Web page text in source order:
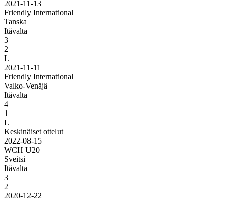
2021-11-13
Friendly International
Tanska
Itävalta
3
2
L
2021-11-11
Friendly International
Valko-Venäjä
Itävalta
4
1
L
Keskinäiset ottelut
2022-08-15
WCH U20
Sveitsi
Itävalta
3
2
2020-12-22